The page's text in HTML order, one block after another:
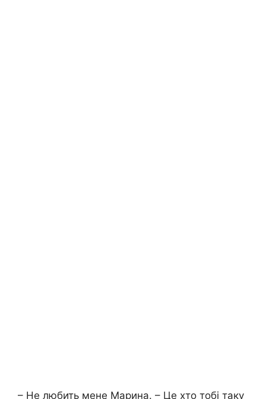
– Не любить мене Марина. – Це хто тобі таку